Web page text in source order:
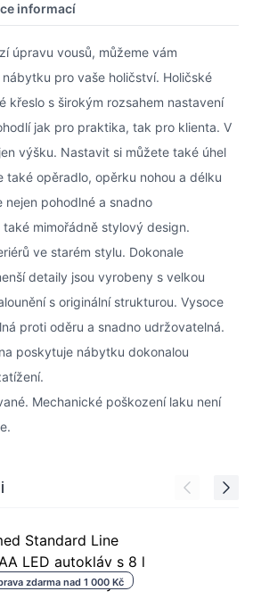
informací
úpravu vousů, můžeme vám
pro vaše holičství. Holičské
křeslo s širokým rozsahem nastavení
jak pro praktika, tak pro klienta. V
výšku. Nastavit si můžete také úhel
také opěradlo, opěrku nohou a délku
nejen pohodlné a snadno
mimořádně stylový design.
ve starém stylu. Dokonale
detaily jsou vyrobeny s velkou
s originální strukturou. Vysoce
proti oděru a snadno udržovatelná.
poskytuje nábytku dokonalou
Mechanické poškození laku není
zdarma nad 1 000 Kč